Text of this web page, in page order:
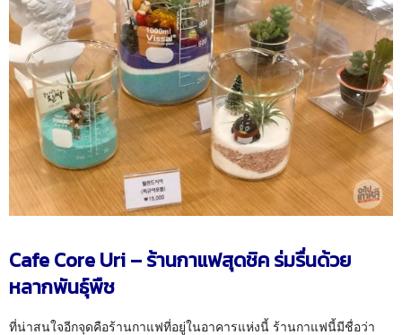
Cafe Core Uri – ร้านกาแฟสุดชิค ร่มรื่นด้วย
หลากพันธุ์พืช
ที่น่าสนใจอีกจุดคือร้านกาแฟที่อยู่ในอาคารแห่งนี้ ร้านกาแฟนี้มีชื่อว่า